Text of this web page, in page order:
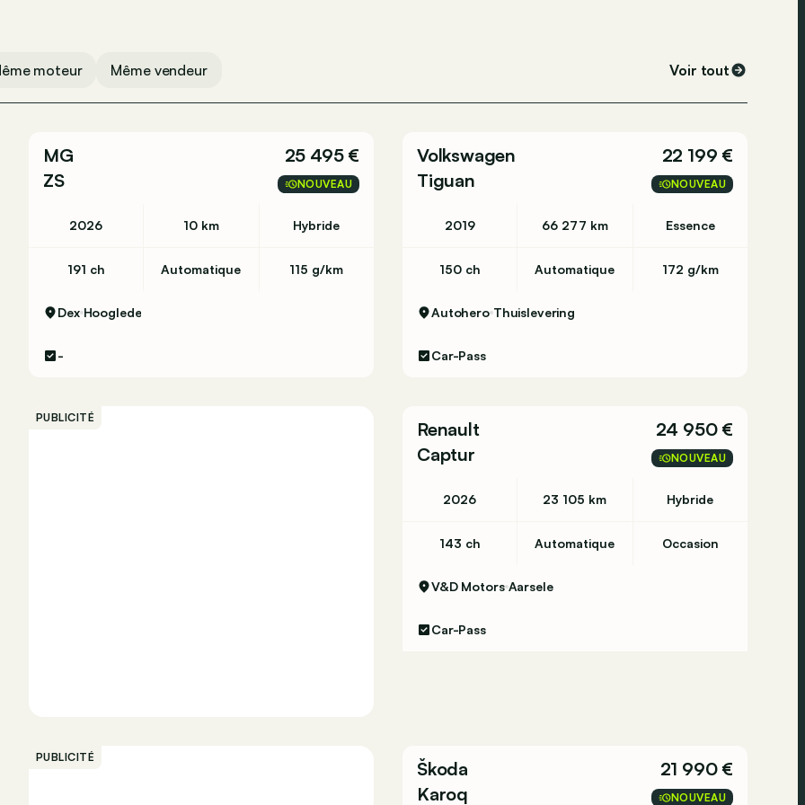
moteur Même vendeur Voir tout
MG
ZS
25 495 €
NOUVEAU
2026 10 km Hybride
191 ch Automatique 115 g/km
Dex Hooglede
-
Volkswagen
Tiguan
22 199 €
NOUVEAU
2019 66 277 km Essence
150 ch Automatique 172 g/km
Autohero Thuislevering
Car-Pass
PUBLICITÉ
Renault
Captur
24 950 €
NOUVEAU
2026 23 105 km Hybride
143 ch Automatique Occasion
V&D Motors Aarsele
Car-Pass
PUBLICITÉ
Škoda
Karoq
21 990 €
NOUVEAU